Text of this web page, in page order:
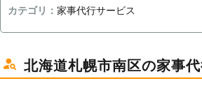
カテゴリ： 家事代行サービス
北海道札幌市南区の家事